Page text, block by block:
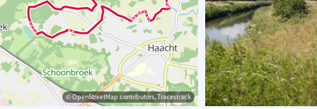
© OpenStreetMap contributors, Tracestrack